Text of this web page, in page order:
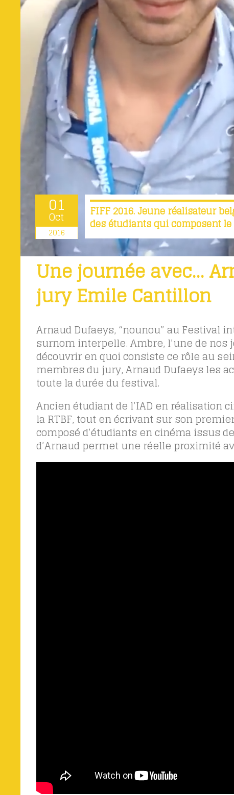
01
Oct
2016
FIFF 2016. Jeune réalisateur
des étudiants qui composent
Une journée avec…
jury Emile Cantillon
Arnaud Dufaeys, “nounou” au Festival
surnom interpelle. Ambre, l’une de
découvrir en quoi consiste ce rôle au
membres du jury, Arnaud Dufaeys les
toute la durée du festival.
Ancien étudiant de l’IAD en réalisation
la RTBF, tout en écrivant sur son
composé d’étudiants en cinéma issus
d’Arnaud permet une réelle proximité